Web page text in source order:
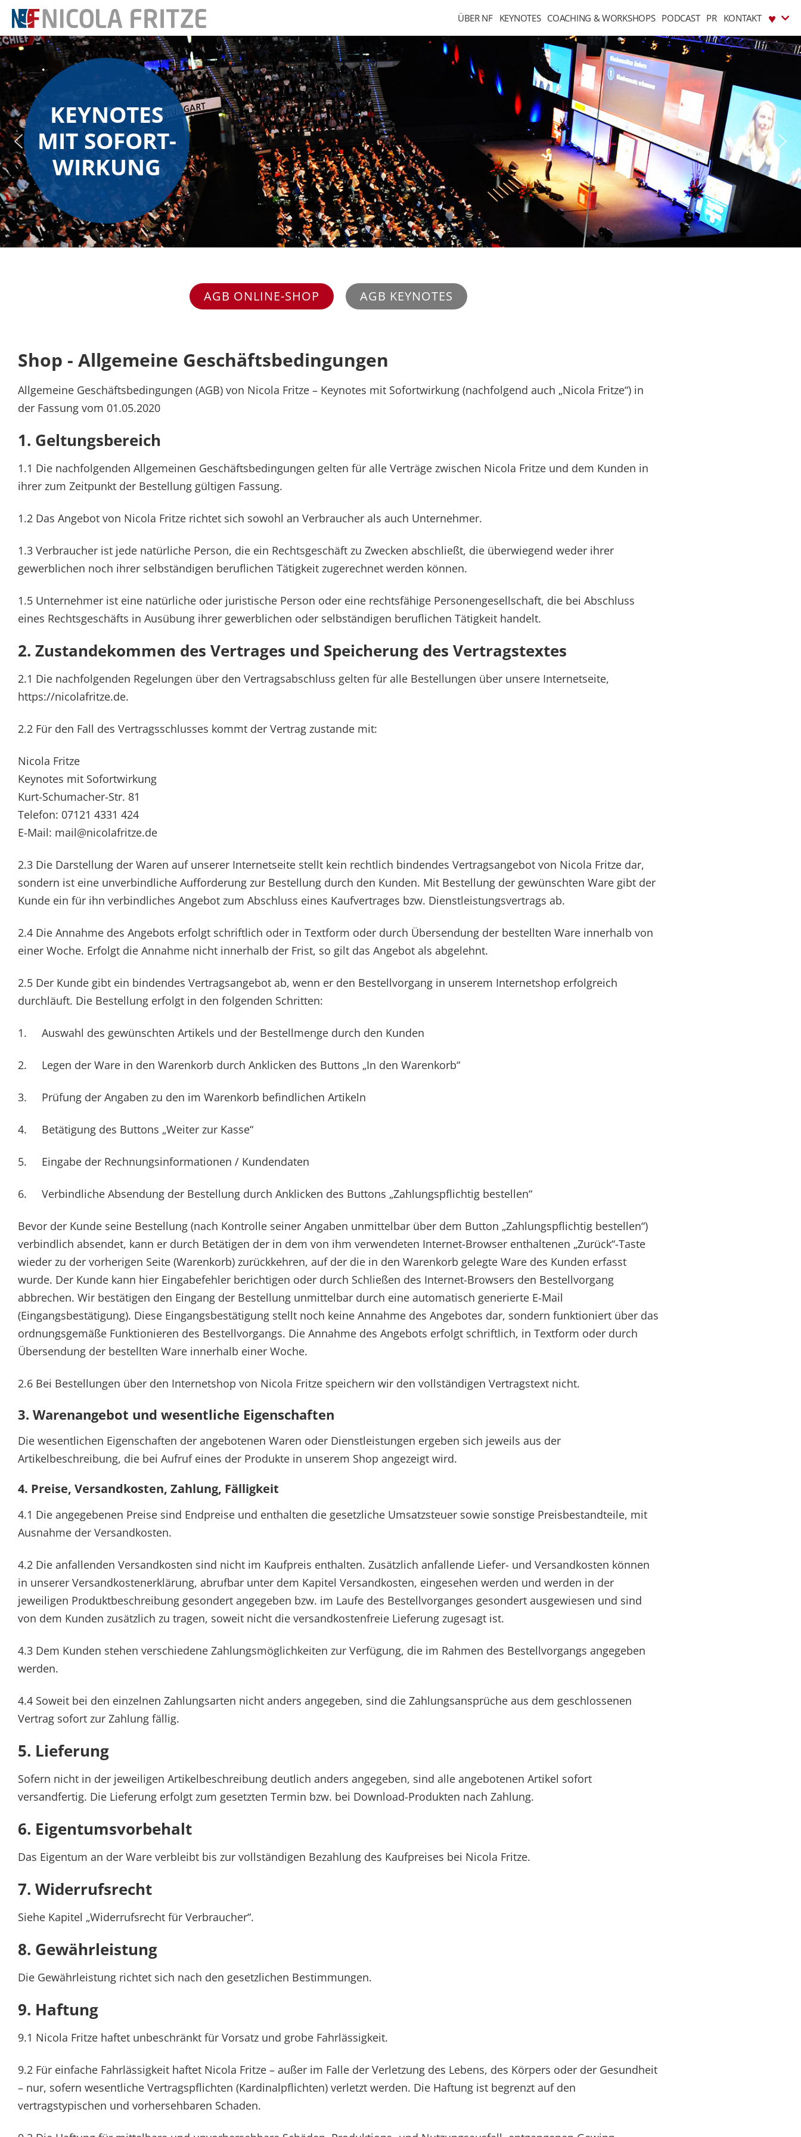
ÜBER NF KEYNOTES COACHING & WORKSHOPS PODCAST PR KONTAKT ♥︎
KEYNOTES
MIT SOFORT-
WIRKUNG
AGB ONLINE-SHOP AGB KEYNOTES
Shop - Allgemeine Geschäftsbedingungen
Allgemeine Geschäftsbedingungen (AGB) von Nicola Fritze – Keynotes mit Sofortwirkung (nachfolgend auch „Nicola Fritze“) in
der Fassung vom 01.05.2020
1. Geltungsbereich
1.1 Die nachfolgenden Allgemeinen Geschäftsbedingungen gelten für alle Verträge zwischen Nicola Fritze und dem Kunden in
ihrer zum Zeitpunkt der Bestellung gültigen Fassung.
1.2 Das Angebot von Nicola Fritze richtet sich sowohl an Verbraucher als auch Unternehmer.
1.3 Verbraucher ist jede natürliche Person, die ein Rechtsgeschäft zu Zwecken abschließt, die überwiegend weder ihrer
gewerblichen noch ihrer selbständigen beruflichen Tätigkeit zugerechnet werden können.
1.5 Unternehmer ist eine natürliche oder juristische Person oder eine rechtsfähige Personengesellschaft, die bei Abschluss
eines Rechtsgeschäfts in Ausübung ihrer gewerblichen oder selbständigen beruflichen Tätigkeit handelt.
2. Zustandekommen des Vertrages und Speicherung des Vertragstextes
2.1 Die nachfolgenden Regelungen über den Vertragsabschluss gelten für alle Bestellungen über unsere Internetseite,
https://nicolafritze.de.
2.2 Für den Fall des Vertragsschlusses kommt der Vertrag zustande mit:
Nicola Fritze
Keynotes mit Sofortwirkung
Kurt-Schumacher-Str. 81
Telefon: 07121 4331 424
E-Mail: mail@nicolafritze.de
2.3 Die Darstellung der Waren auf unserer Internetseite stellt kein rechtlich bindendes Vertragsangebot von Nicola Fritze dar,
sondern ist eine unverbindliche Aufforderung zur Bestellung durch den Kunden. Mit Bestellung der gewünschten Ware gibt der
Kunde ein für ihn verbindliches Angebot zum Abschluss eines Kaufvertrages bzw. Dienstleistungsvertrags ab.
2.4 Die Annahme des Angebots erfolgt schriftlich oder in Textform oder durch Übersendung der bestellten Ware innerhalb von
einer Woche. Erfolgt die Annahme nicht innerhalb der Frist, so gilt das Angebot als abgelehnt.
2.5 Der Kunde gibt ein bindendes Vertragsangebot ab, wenn er den Bestellvorgang in unserem Internetshop erfolgreich
durchläuft. Die Bestellung erfolgt in den folgenden Schritten:
1. Auswahl des gewünschten Artikels und der Bestellmenge durch den Kunden
2. Legen der Ware in den Warenkorb durch Anklicken des Buttons „In den Warenkorb“
3. Prüfung der Angaben zu den im Warenkorb befindlichen Artikeln
4. Betätigung des Buttons „Weiter zur Kasse“
5. Eingabe der Rechnungsinformationen / Kundendaten
6. Verbindliche Absendung der Bestellung durch Anklicken des Buttons „Zahlungspflichtig bestellen“
Bevor der Kunde seine Bestellung (nach Kontrolle seiner Angaben unmittelbar über dem Button „Zahlungspflichtig bestellen“)
verbindlich absendet, kann er durch Betätigen der in dem von ihm verwendeten Internet-Browser enthaltenen „Zurück“-Taste
wieder zu der vorherigen Seite (Warenkorb) zurückkehren, auf der die in den Warenkorb gelegte Ware des Kunden erfasst
wurde. Der Kunde kann hier Eingabefehler berichtigen oder durch Schließen des Internet-Browsers den Bestellvorgang
abbrechen. Wir bestätigen den Eingang der Bestellung unmittelbar durch eine automatisch generierte E-Mail
(Eingangsbestätigung). Diese Eingangsbestätigung stellt noch keine Annahme des Angebotes dar, sondern funktioniert über das
ordnungsgemäße Funktionieren des Bestellvorgangs. Die Annahme des Angebots erfolgt schriftlich, in Textform oder durch
Übersendung der bestellten Ware innerhalb einer Woche.
2.6 Bei Bestellungen über den Internetshop von Nicola Fritze speichern wir den vollständigen Vertragstext nicht.
3. Warenangebot und wesentliche Eigenschaften
Die wesentlichen Eigenschaften der angebotenen Waren oder Dienstleistungen ergeben sich jeweils aus der
Artikelbeschreibung, die bei Aufruf eines der Produkte in unserem Shop angezeigt wird.
4. Preise, Versandkosten, Zahlung, Fälligkeit
4.1 Die angegebenen Preise sind Endpreise und enthalten die gesetzliche Umsatzsteuer sowie sonstige Preisbestandteile, mit
Ausnahme der Versandkosten.
4.2 Die anfallenden Versandkosten sind nicht im Kaufpreis enthalten. Zusätzlich anfallende Liefer- und Versandkosten können
in unserer Versandkostenerklärung, abrufbar unter dem Kapitel Versandkosten, eingesehen werden und werden in der
jeweiligen Produktbeschreibung gesondert angegeben bzw. im Laufe des Bestellvorganges gesondert ausgewiesen und sind
von dem Kunden zusätzlich zu tragen, soweit nicht die versandkostenfreie Lieferung zugesagt ist.
4.3 Dem Kunden stehen verschiedene Zahlungsmöglichkeiten zur Verfügung, die im Rahmen des Bestellvorgangs angegeben
werden.
4.4 Soweit bei den einzelnen Zahlungsarten nicht anders angegeben, sind die Zahlungsansprüche aus dem geschlossenen
Vertrag sofort zur Zahlung fällig.
5. Lieferung
Sofern nicht in der jeweiligen Artikelbeschreibung deutlich anders angegeben, sind alle angebotenen Artikel sofort
versandfertig. Die Lieferung erfolgt zum gesetzten Termin bzw. bei Download-Produkten nach Zahlung.
6. Eigentumsvorbehalt
Das Eigentum an der Ware verbleibt bis zur vollständigen Bezahlung des Kaufpreises bei Nicola Fritze.
7. Widerrufsrecht
Siehe Kapitel „Widerrufsrecht für Verbraucher“.
8. Gewährleistung
Die Gewährleistung richtet sich nach den gesetzlichen Bestimmungen.
9. Haftung
9.1 Nicola Fritze haftet unbeschränkt für Vorsatz und grobe Fahrlässigkeit.
9.2 Für einfache Fahrlässigkeit haftet Nicola Fritze – außer im Falle der Verletzung des Lebens, des Körpers oder der Gesundheit
– nur, sofern wesentliche Vertragspflichten (Kardinalpflichten) verletzt werden. Die Haftung ist begrenzt auf den
vertragstypischen und vorhersehbaren Schaden.